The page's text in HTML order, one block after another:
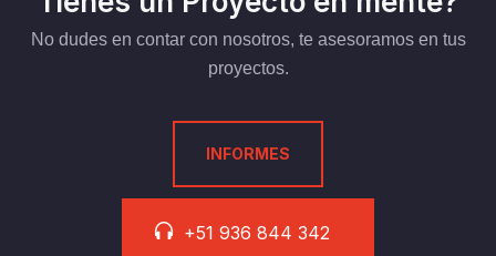
No dudes en contar con nosotros, te asesoramos en tus
proyectos.
INFORMES
+51 936 844 342